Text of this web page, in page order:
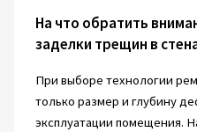
На что обратить
заделки трещин в
При выборе технологии
только размер и глубину
эксплуатации помещения.